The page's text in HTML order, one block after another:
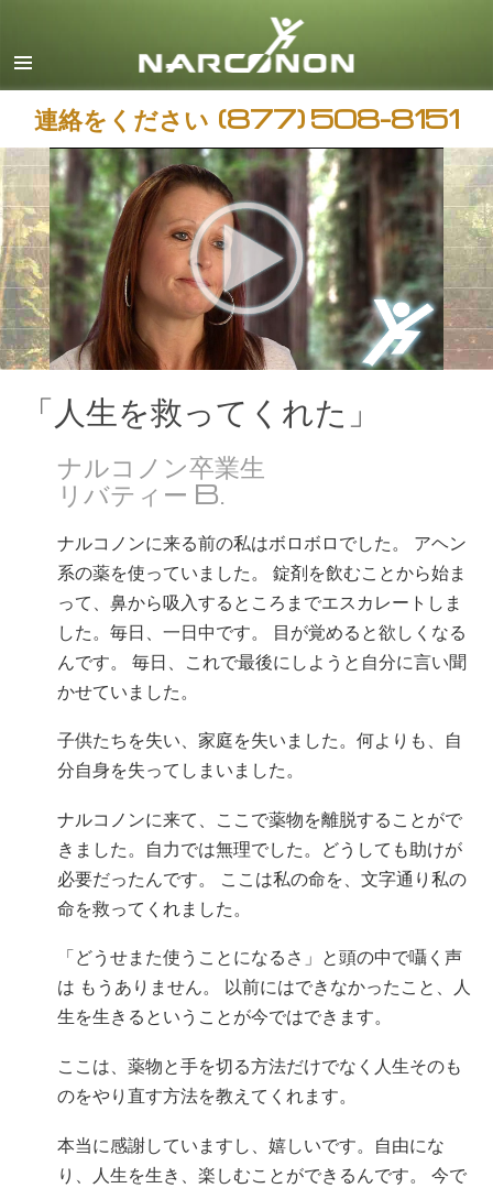
すべての地域/言語
連絡をください (877) 508-8151
「人生を救ってくれた」
ナルコノン卒業生
リバティー B.
ナルコノンに来る前の私はボロボロでした。 アヘン
系の薬を使っていました。 錠剤を飲むことから始ま
って、鼻から吸入するところまでエスカレートしま
した。毎日、一日中です。 目が覚めると欲しくなる
んです。 毎日、これで最後にしようと自分に言い聞
かせていました。
子供たちを失い、家庭を失いました。何よりも、自
分自身を失ってしまいました。
ナルコノンに来て、ここで薬物を離脱することがで
きました。自力では無理でした。どうしても助けが
必要だったんです。 ここは私の命を、文字通り私の
命を救ってくれました。
「どうせまた使うことになるさ」と頭の中で囁く声
は もうありません。 以前にはできなかったこと、人
生を生きるということが今ではできます。
ここは、薬物と手を切る方法だけでなく人生そのも
のをやり直す方法を教えてくれます。
本当に感謝していますし、嬉しいです。自由にな
り、人生を生き、楽しむことができるんです。 今で